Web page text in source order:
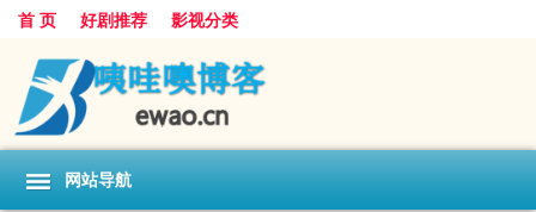
首 页 好剧推荐 影视分类
网站导航